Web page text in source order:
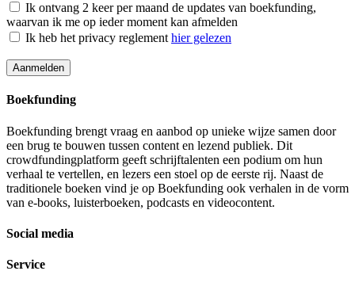
Ik ontvang 2 keer per maand de updates van boekfunding,
waarvan ik me op ieder moment kan afmelden
Ik heb het privacy reglement hier gelezen
Boekfunding
Boekfunding brengt vraag en aanbod op unieke wijze samen door
een brug te bouwen tussen content en lezend publiek. Dit
crowdfundingplatform geeft schrijftalenten een podium om hun
verhaal te vertellen, en lezers een stoel op de eerste rij. Naast de
traditionele boeken vind je op Boekfunding ook verhalen in de vorm
van e-books, luisterboeken, podcasts en videocontent.
Social media
Service